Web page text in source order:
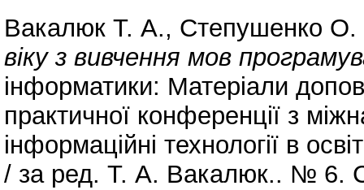
Вакалюк Т. А., Степушенко
віку з вивчення мов
інформатики: Матеріали
практичної конференції з
інформаційні технології в
/ за ред. Т. А. Вакалюк.. № 6.